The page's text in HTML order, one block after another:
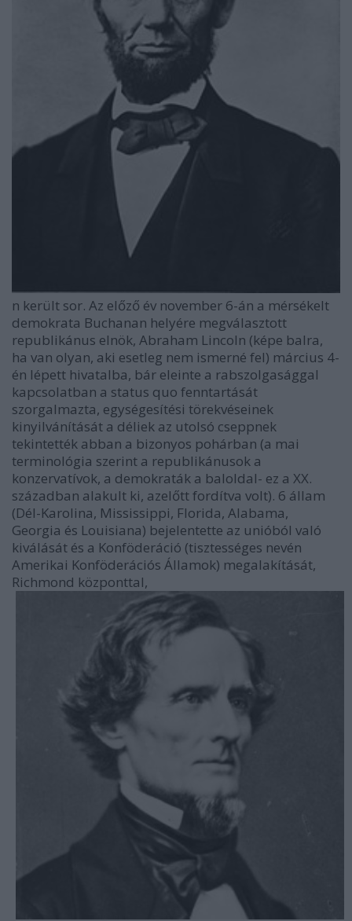
n került sor. Az előző év november 6-án a mérsékelt
demokrata Buchanan helyére megválasztott
republikánus elnök, Abraham Lincoln (képe balra,
ha van olyan, aki esetleg nem ismerné fel) március 4-
én lépett hivatalba, bár eleinte a rabszolgasággal
kapcsolatban a status quo fenntartását
szorgalmazta, egységesítési törekvéseinek
kinyilvánítását a déliek az utolsó cseppnek
tekintették abban a bizonyos pohárban (a mai
terminológia szerint a republikánusok a
konzervatívok, a demokraták a baloldal- ez a XX.
században alakult ki, azelőtt fordítva volt). 6 állam
(Dél-Karolina, Mississippi, Florida, Alabama,
Georgia és Louisiana) bejelentette az unióból való
kiválását és a Konföderáció (tisztességes nevén
Amerikai Konföderációs Államok) megalakítását,
Richmond központtal,